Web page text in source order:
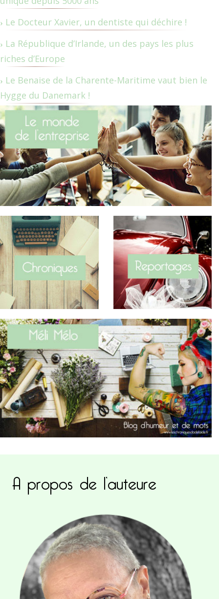
Le Docteur Xavier, un dentiste qui déchire !
La République d’Irlande, un des pays les plus
riches d’Europe
Le Benaise de la Charente-Maritime vaut bien le
Hygge du Danemark !
A propos de l’auteure